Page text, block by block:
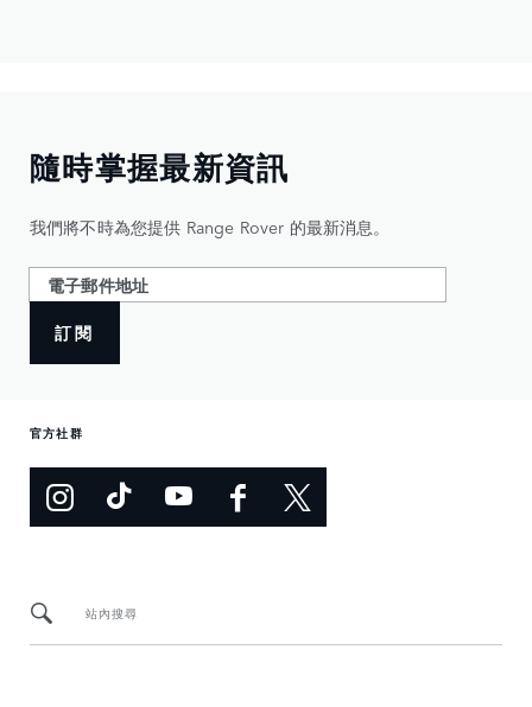
隨時掌握最新資訊
我們將不時為您提供 Range Rover 的最新消息。
訂閱
官方社群
站內搜尋